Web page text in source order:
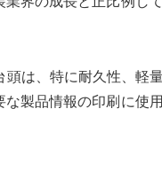
は、特に耐久性、軽
製品情報の印刷に使